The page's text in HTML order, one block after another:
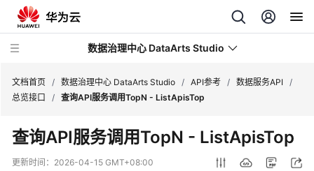
数据治理中心 DataArts Studio
最
新
动
文档首页 / 数据治理中心 DataArts Studio / API参考 / 数据服务API /
总览接口
/ 查询API服务调用TopN - ListApisTop
查询API服务调用TopN - ListApisTop
更新时间： 2026-04-15 GMT+08:00